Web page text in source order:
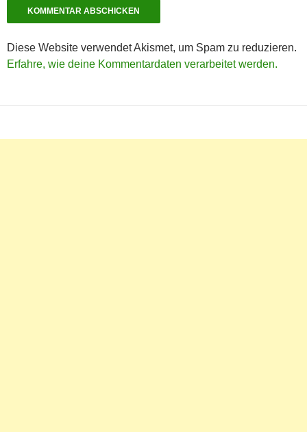
Diese Website verwendet Akismet, um Spam zu reduzieren.
Erfahre, wie deine Kommentardaten verarbeitet werden.